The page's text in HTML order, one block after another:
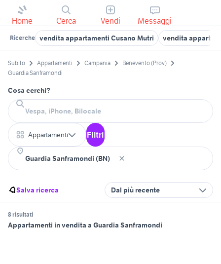
Home Cerca Vendi Messaggi
Ricerche vendita appartamenti Cusano Mutri vendita
Subito Appartamenti Campania
Benevento (Prov)
Guardia Sanframondi
Cosa cerchi?
Appartamenti Filtri
Salva ricerca Dal più recente
8 risultati
Appartamenti in vendita a Guardia Sanframondi